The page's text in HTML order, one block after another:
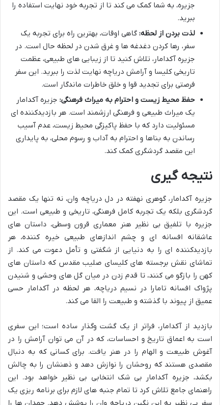
جزیره، به شما کمک می کند تا از تجربه خود نهایت استفاده را
ببرید.
لذت بردن از لحظه: گاهی اوقات، بهترین راه برای تجربه یک
سفر، رها کردن دغدغه ها و غرق شدن در لحظه حال است. در
جزیره آکدامار، تلاش کنید تا از زیبایی های طبیعی، عظمت
تاریخی کلیسا و آرامش دریاچه نهایت لذت را ببرید. این سفر
فرصتی برای تجدید قوا و خلق خاطرات ماندگار است.
حفظ محیط زیست و احترام به میراث فرهنگی: جزیره آکدامار
یک میراث طبیعی و فرهنگی ارزشمند است. هر بازدیدکننده ای
مسئولیت دارد که با حفظ پاکیزگی محیط زیست، عدم آسیب
رساندن به بناها و احترام به آداب و رسوم محلی، به پایداری
این مقصد گردشگری کمک کند.
نتیجه گیری
جزیره آکدامار، گوهری نهفته در دل دریاچه وان، نه تنها یک مقصد
گردشگری بلکه یک تجربه کامل فرهنگی، تاریخی و طبیعی است. این
جزیره با تلفیق بی نظیر هنر معماری قرون وسطی، داستان های
عاشقانه افسانه ای و چشم اندازهای طبیعی خیره کننده، هر
بازدیدکننده ای را به دنیایی از شگفتی و تأمل دعوت می کند. از
تماشای نقش برجسته های کلیسای صلیب مقدس که داستان های
کهن را بازگو می کنند، تا قدم زدن در میان گل های وحشی و شنیدن
پژواک افسانه تامارا در نسیم دریاچه، هر لحظه در آکدامار حسی
عمیق از پیوند با گذشته و طبیعت را القا می کند.
بازدید از آکدامار، فراتر از یک گشت وگذار ساده است؛ این سفری
است به اعماق تاریخ و احساسات، که در آن می توان آرامش را در
آغوش طبیعت و الهام را در هنر یافت. برای کسانی که به دنبال
مقصدی هستند که روحشان را نوازش دهد و ذهنشان را به چالش
بکشد، جزیره آکدامار بی شک انتخابی بی نظیر خواهد بود. این
راهنمای جامع تلاش کرد تا تمام جنبه های لازم برای برنامه ریزی یک
سفر بی نظیر به این نگین دریاچه وان را پوشش دهد. چمدان ها را